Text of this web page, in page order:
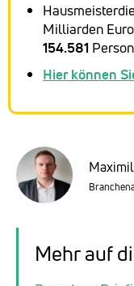
Milliarden
154.581
Hier können
Mehr auf